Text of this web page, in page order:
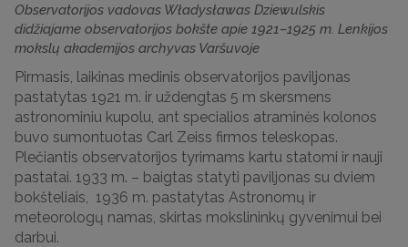
Observatorijos vadovas Władysławas Dziewulskis
didžiajame observatorijos bokšte apie 1921–1925 m. Lenkijos
mokslų akademijos archyvas Varšuvoje
Pirmasis, laikinas medinis observatorijos paviljonas
pastatytas 1921 m. ir uždengtas 5 m skersmens
astronominiu kupolu, ant specialios atraminės kolonos
buvo sumontuotas Carl Zeiss firmos teleskopas.
Plečiantis observatorijos tyrimams kartu statomi ir nauji
pastatai. 1933 m. – baigtas statyti paviljonas su dviem
bokšteliais, 1936 m. pastatytas Astronomų ir
meteorologų namas, skirtas mokslininkų gyvenimui bei
darbui.